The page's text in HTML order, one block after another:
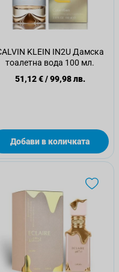
KLEIN IN2U Дамска
тоалетна вода 100 мл.
51,12 €/99,98 лв.
Добави в количката